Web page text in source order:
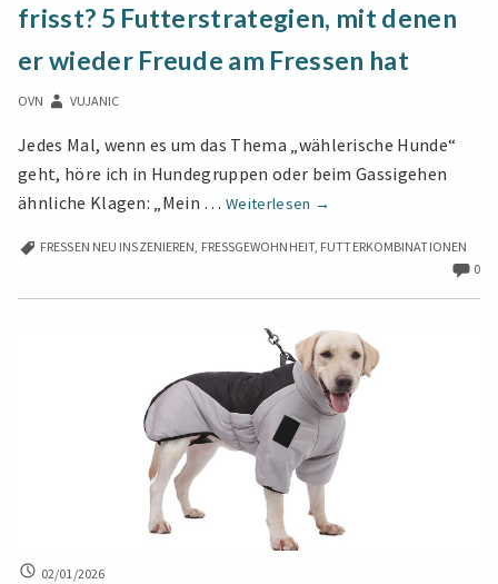
HUND
FRISST?
FUTTERSTRATEGIEN,
DENEN
ER
WIEDER
AM
frisst? 5 Futterstrategien, mit denen
er wieder Freude am Fressen hat
OVN VUJANIC
Jedes Mal, wenn es um das Thema „wählerische Hunde“
geht, höre ich in Hundegruppen oder beim Gassigehen
ähnliche Klagen: „Mein …Weiterlesen
Was
wenn
wählerisch
frisst?
5
Futterstrategien,
mit
denen
er
wieder
→
FRESSEN NEU INSZENIEREN, FRESSGEWOHNHEIT, FUTTERKOMBINATIONEN
0
NICHT02/01/2026